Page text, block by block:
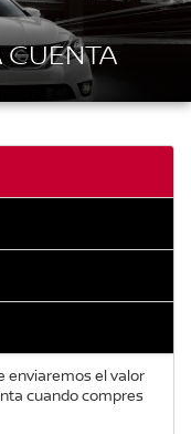
enviaremos el valor
cuando compres